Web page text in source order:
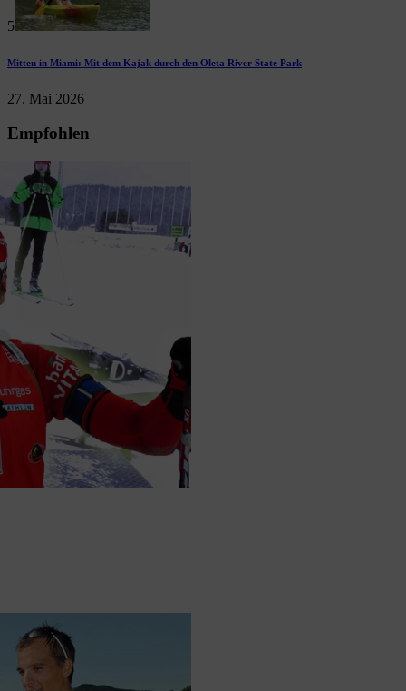
5
Mitten in Miami: Mit dem Kajak durch den Oleta River State Park
27. Mai 2026
Empfohlen